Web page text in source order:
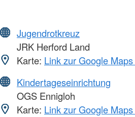
Jugendrotkreuz
JRK Herford Land
Karte: Link zur Google
Kindertageseinrichtung
OGS Ennigloh
Karte: Link zur Google